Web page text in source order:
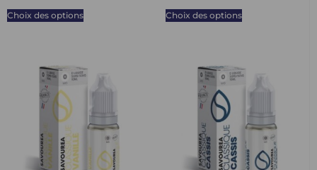
Choix des options Choix des options